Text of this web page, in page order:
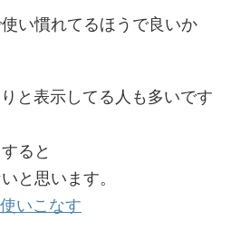
い慣れてるほうで良いか
と表示してる人も多いです
ると
と思います。
いこなす